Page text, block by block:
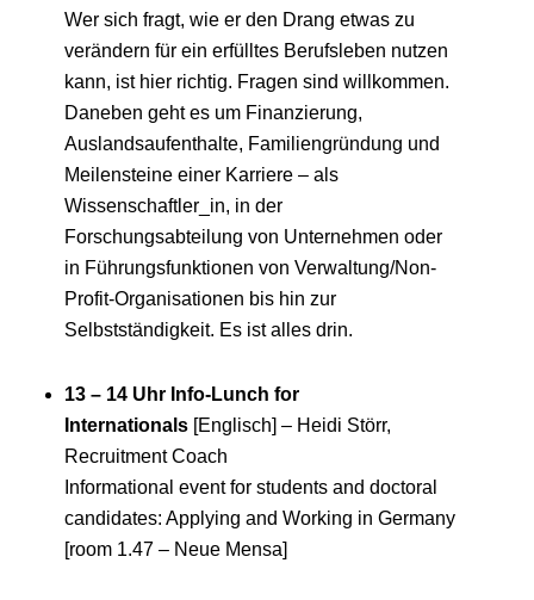
Wer sich fragt, wie er den Drang etwas zu
verändern für ein erfülltes Berufsleben nutzen
kann, ist hier richtig. Fragen sind willkommen.
Daneben geht es um Finanzierung,
Auslandsaufenthalte, Familiengründung und
Meilensteine einer Karriere – als
Wissenschaftler_in, in der
Forschungsabteilung von Unternehmen oder
in Führungsfunktionen von Verwaltung/Non-
Profit-Organisationen bis hin zur
Selbstständigkeit. Es ist alles drin.
13 – 14 Uhr Info-Lunch for
Internationals [Englisch] – Heidi Störr,
Recruitment Coach
Informational event for students and doctoral
candidates: Applying and Working in Germany
[room 1.47 – Neue Mensa]